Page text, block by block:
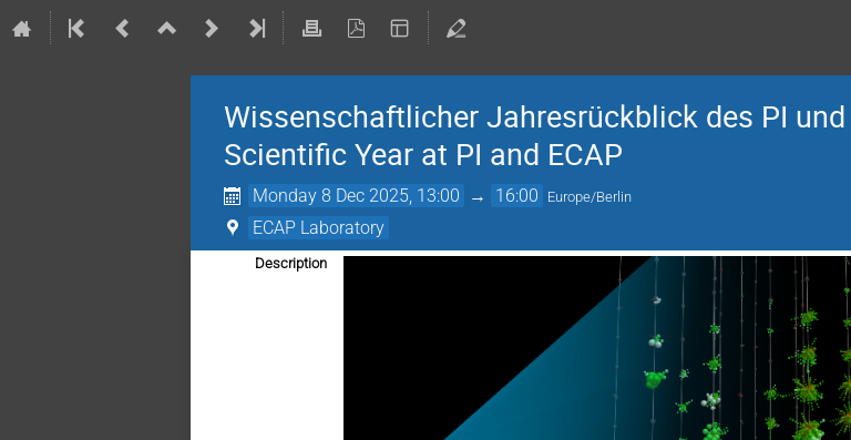
Wissenschaftlicher Jahresrückblick des PI und
Scientific Year at PI and ECAP
Monday 8 Dec 2025, 13:00 → 16:00 Europe/Berlin
ECAP Laboratory
Description